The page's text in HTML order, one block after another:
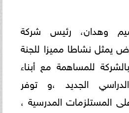
وهدان، رئيس شركة
يمثل نشاطا مميزا للجنة
للمساهمة مع أبناء
الجديد ،و توفر
المستلزمات المدرسية ،